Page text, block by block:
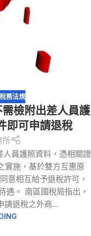
稅務法規
檢附出差人員護
即可申請退稅
所
人員護照資料，憑相關證
實施，基於雙方互惠原
意相互給予退稅許可，
遇。 南區國稅局指出，
請退稅之外商...